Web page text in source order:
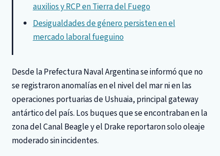
auxilios y RCP en Tierra del Fuego
Desigualdades de género persisten en el
mercado laboral fueguino
Desde la Prefectura Naval Argentina se informó que no
se registraron anomalías en el nivel del mar ni en las
operaciones portuarias de Ushuaia, principal gateway
antártico del país. Los buques que se encontraban en la
zona del Canal Beagle y el Drake reportaron solo oleaje
moderado sin incidentes.